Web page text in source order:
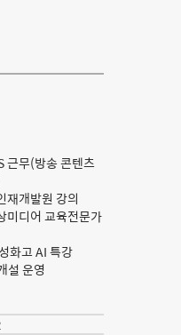
무(방송 콘텐츠
개발원 강의
디어 교육전문가
화고 AI 특강
설 운영